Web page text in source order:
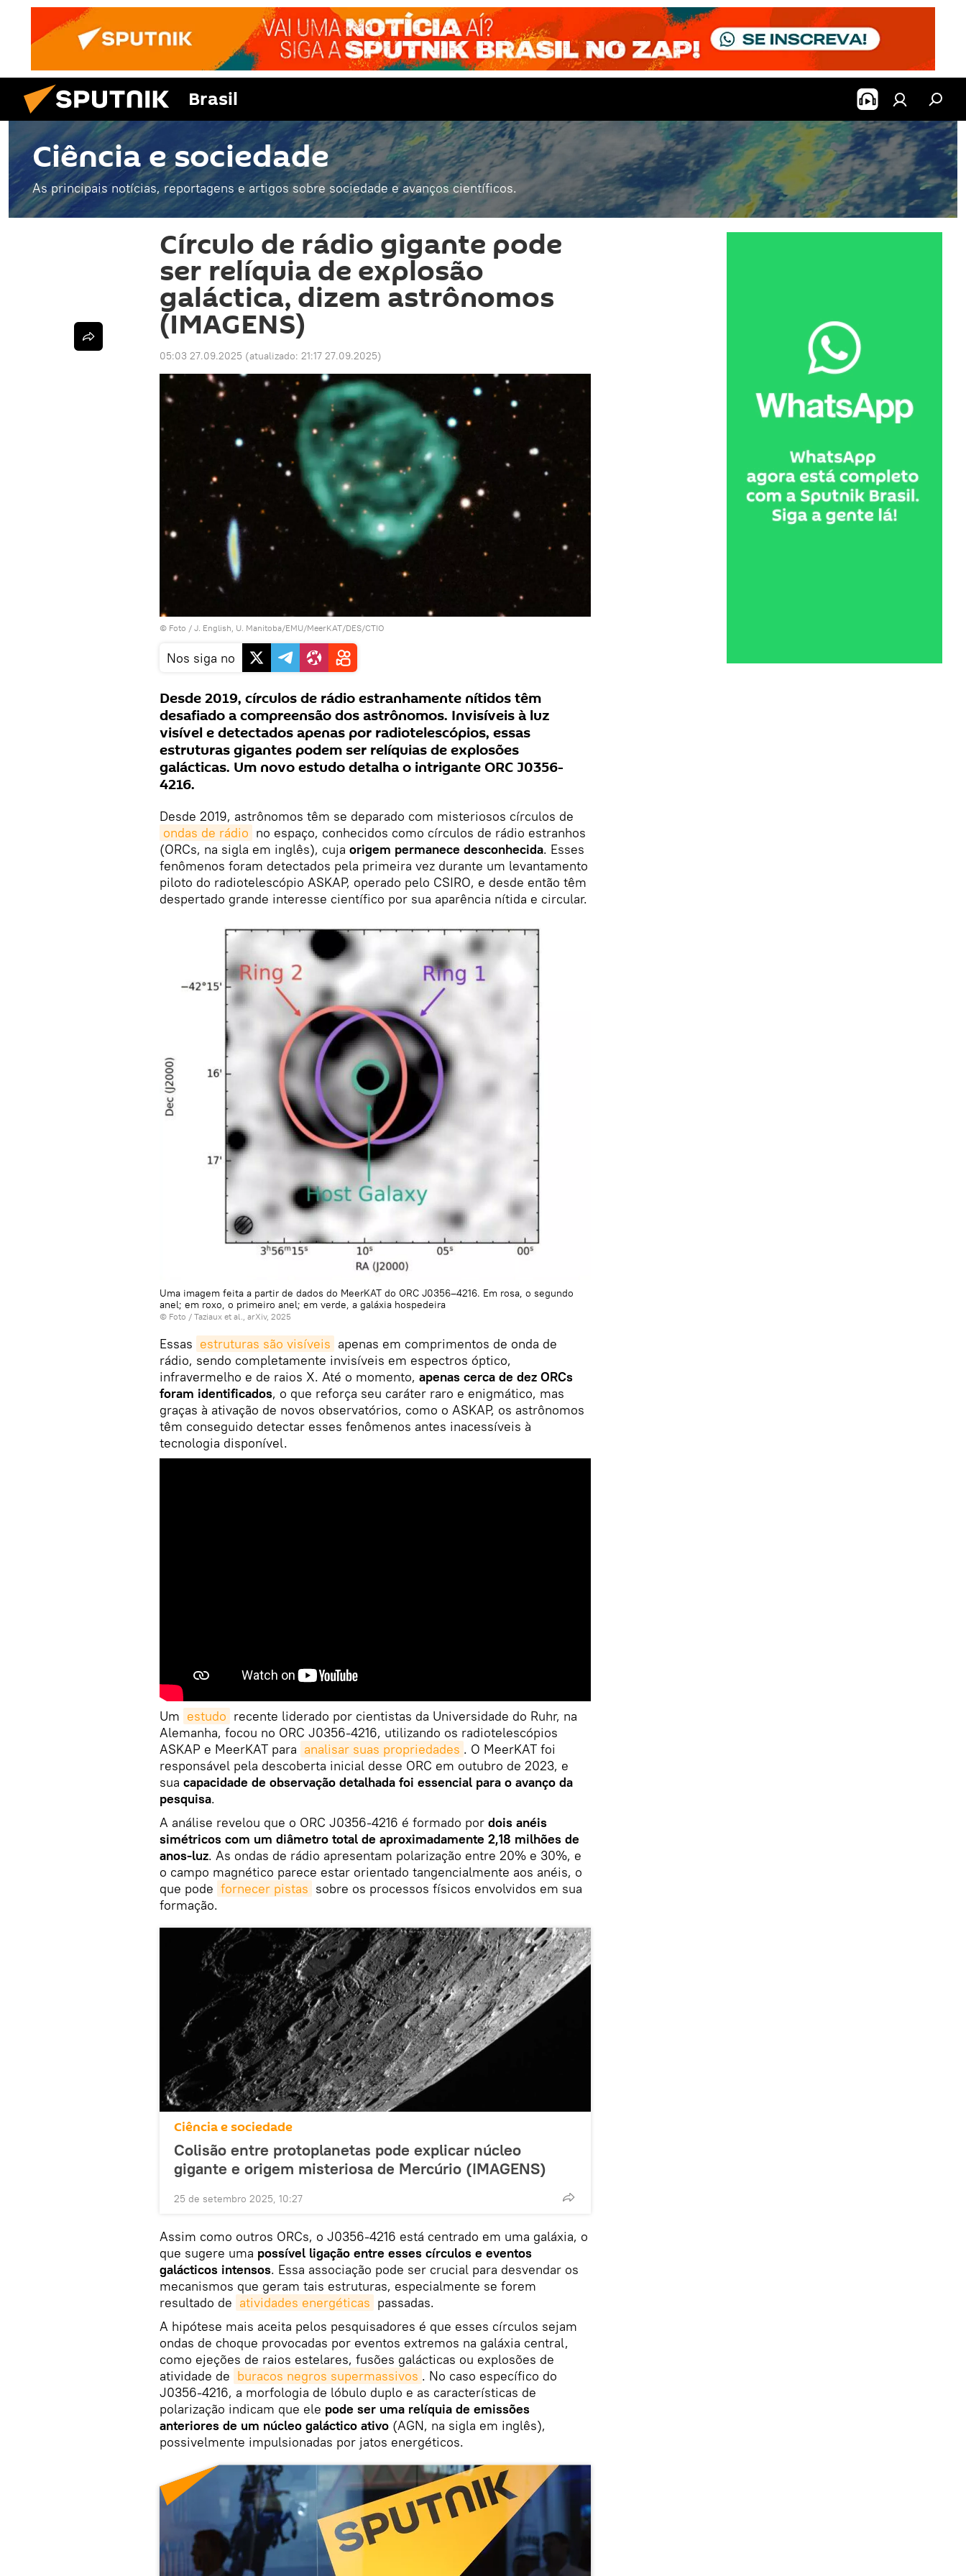
Brasil
Ciência e sociedade
As principais notícias, reportagens e artigos sobre sociedade e avanços científicos.
Círculo de rádio gigante pode
ser relíquia de explosão
galáctica, dizem astrônomos
(IMAGENS)
05:03 27.09.2025 (atualizado: 21:17 27.09.2025)
© Foto / J. English, U. Manitoba/EMU/MeerKAT/DES/CTIO
Nos siga no
Desde 2019, círculos de rádio estranhamente nítidos têm
desafiado a compreensão dos astrônomos. Invisíveis à luz
visível e detectados apenas por radiotelescópios, essas
estruturas gigantes podem ser relíquias de explosões
galácticas. Um novo estudo detalha o intrigante ORC J0356-
4216.
Desde 2019, astrônomos têm se deparado com misteriosos círculos de
ondas de rádio no espaço, conhecidos como círculos de rádio estranhos
(ORCs, na sigla em inglês), cuja origem permanece desconhecida. Esses
fenômenos foram detectados pela primeira vez durante um levantamento
piloto do radiotelescópio ASKAP, operado pelo CSIRO, e desde então têm
despertado grande interesse científico por sua aparência nítida e circular.
Uma imagem feita a partir de dados do MeerKAT do ORC J0356–4216. Em rosa, o segundo
anel; em roxo, o primeiro anel; em verde, a galáxia hospedeira
© Foto / Taziaux et al., arXiv, 2025
Essas estruturas são visíveis apenas em comprimentos de onda de
rádio, sendo completamente invisíveis em espectros óptico,
infravermelho e de raios X. Até o momento, apenas cerca de dez ORCs
foram identificados, o que reforça seu caráter raro e enigmático, mas
graças à ativação de novos observatórios, como o ASKAP, os astrônomos
têm conseguido detectar esses fenômenos antes inacessíveis à
tecnologia disponível.
Um estudo recente liderado por cientistas da Universidade do Ruhr, na
Alemanha, focou no ORC J0356-4216, utilizando os radiotelescópios
ASKAP e MeerKAT para analisar suas propriedades . O MeerKAT foi
responsável pela descoberta inicial desse ORC em outubro de 2023, e
sua capacidade de observação detalhada foi essencial para o avanço da
pesquisa.
A análise revelou que o ORC J0356-4216 é formado por dois anéis
simétricos com um diâmetro total de aproximadamente 2,18 milhões de
anos-luz. As ondas de rádio apresentam polarização entre 20% e 30%, e
o campo magnético parece estar orientado tangencialmente aos anéis, o
que pode fornecer pistas sobre os processos físicos envolvidos em sua
formação.
Ciência e sociedade
Colisão entre protoplanetas pode explicar núcleo
gigante e origem misteriosa de Mercúrio (IMAGENS)
25 de setembro 2025, 10:27
Assim como outros ORCs, o J0356-4216 está centrado em uma galáxia, o
que sugere uma possível ligação entre esses círculos e eventos
galácticos intensos. Essa associação pode ser crucial para desvendar os
mecanismos que geram tais estruturas, especialmente se forem
resultado de atividades energéticas passadas.
A hipótese mais aceita pelos pesquisadores é que esses círculos sejam
ondas de choque provocadas por eventos extremos na galáxia central,
como ejeções de raios estelares, fusões galácticas ou explosões de
atividade de buracos negros supermassivos . No caso específico do
J0356-4216, a morfologia de lóbulo duplo e as características de
polarização indicam que ele pode ser uma relíquia de emissões
anteriores de um núcleo galáctico ativo (AGN, na sigla em inglês),
possivelmente impulsionadas por jatos energéticos.